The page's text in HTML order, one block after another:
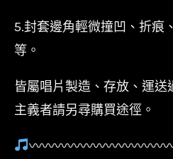
5.封套邊角輕微撞凹、折痕
等。
皆屬唱片製造、存放、運
主義者請另尋購買途徑。
〰〰〰〰〰〰〰〰〰〰